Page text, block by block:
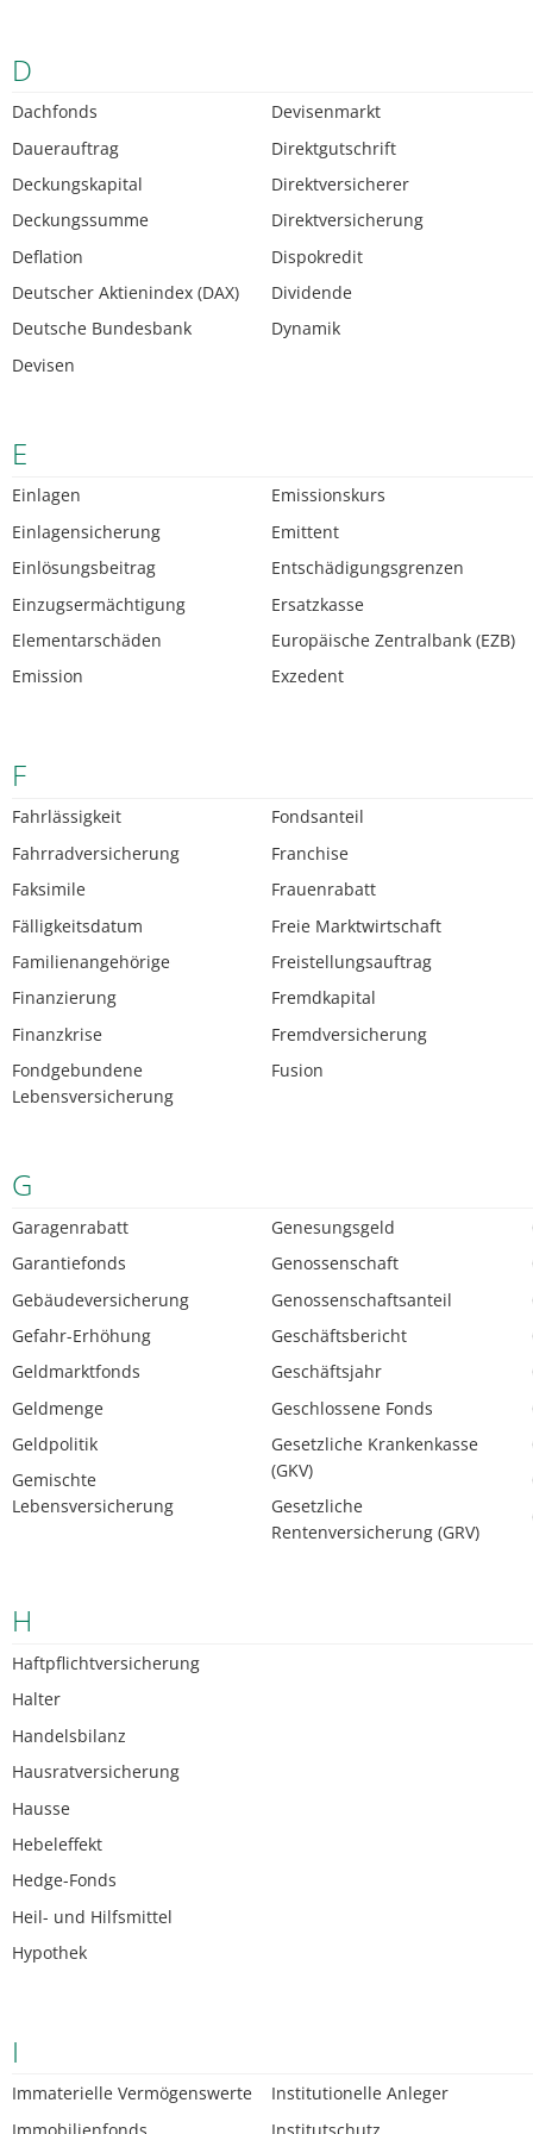
D
Dachfonds
Dauerauftrag
Deckungskapital
Deckungssumme
Deflation
Deutscher Aktienindex (DAX)
Deutsche Bundesbank
Devisen
Devisenmarkt
Direktgutschrift
Direktversicherer
Direktversicherung
Dispokredit
Dividende
Dynamik
E
Einlagen
Einlagensicherung
Einlösungsbeitrag
Einzugsermächtigung
Elementarschäden
Emission
Emissionskurs
Emittent
Entschädigungsgrenzen
Ersatzkasse
Europäische Zentralbank (EZB)
Exzedent
F
Fahrlässigkeit
Fahrradversicherung
Faksimile
Fälligkeitsdatum
Familienangehörige
Finanzierung
Finanzkrise
Fondgebundene
Lebensversicherung
Fondsanteil
Franchise
Frauenrabatt
Freie Marktwirtschaft
Freistellungsauftrag
Fremdkapital
Fremdversicherung
Fusion
G
Garagenrabatt
Garantiefonds
Gebäudeversicherung
Gefahr-Erhöhung
Geldmarktfonds
Geldmenge
Geldpolitik
Gemischte
Lebensversicherung
Genesungsgeld
Genossenschaft
Genossenschaftsanteil
Geschäftsbericht
Geschäftsjahr
Geschlossene Fonds
Gesetzliche Krankenkasse
(GKV)
Gesetzliche
Rentenversicherung (GRV)
H
Haftpflichtversicherung
Halter
Handelsbilanz
Hausratversicherung
Hausse
Hebeleffekt
Hedge-Fonds
Heil- und Hilfsmittel
Hypothek
I
Immaterielle Vermögenswerte
Immobilienfonds
Institutionelle Anleger
Institutschutz